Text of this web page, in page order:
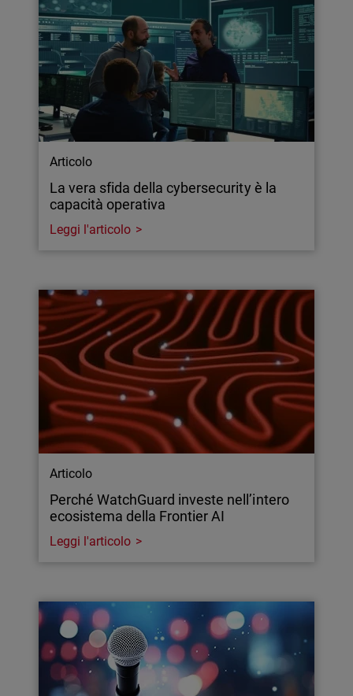
Articolo
La vera sfida della cybersecurity è la
capacità operativa
Leggi l'articolo
Articolo
Perché WatchGuard investe nell’intero
ecosistema della Frontier AI
Leggi l'articolo